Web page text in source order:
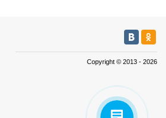
Copyright © 2013 - 2026